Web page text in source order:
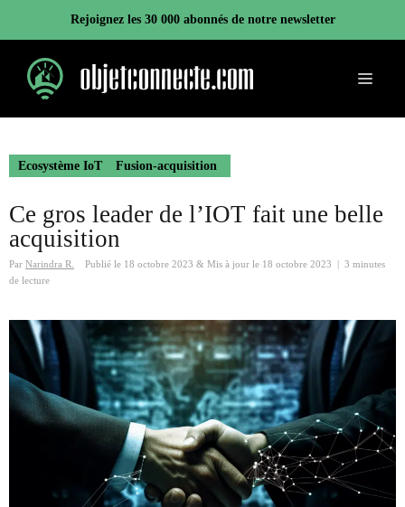
contenu
Rejoignez les 30 000 abonnés de notre newsletter
Menu
Ecosystème IoT Fusion-acquisition
Ce gros leader de l’IOT fait une belle
acquisition
Par Narindra R. Publié le 18 octobre 2023 & Mis à jour le 18 octobre 2023
3 minutes
de lecture